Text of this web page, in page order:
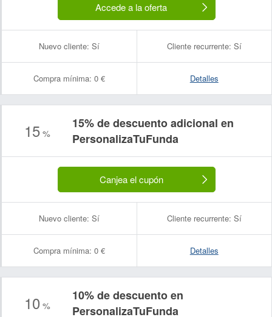
Accede a la oferta
Nuevo cliente: Sí Cliente recurrente: Sí
Compra mínima: 0 € Detalles
15 %
15% de descuento adicional en
PersonalizaTuFunda
Canjea el cupón
Nuevo cliente: Sí Cliente recurrente: Sí
Compra mínima: 0 € Detalles
10 %
10% de descuento en
PersonalizaTuFunda